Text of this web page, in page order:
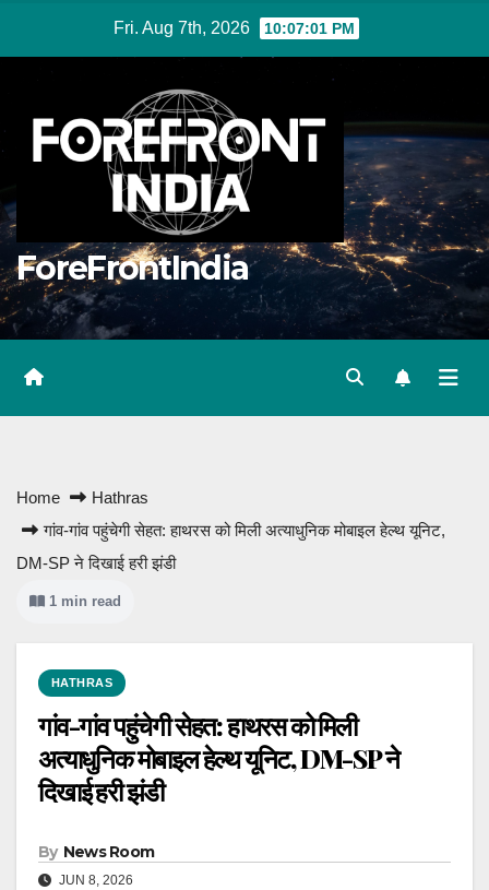
Fri. Aug 7th, 2026 10:07:01 PM
ForeFrontIndia
Home
Hathras
गांव-गांव पहुंचेगी सेहत: हाथरस को मिली अत्याधुनिक मोबाइल हेल्थ यूनिट,
DM-SP ने दिखाई हरी झंडी
1 min read
HATHRAS
गांव-गांव पहुंचेगी सेहत: हाथरस को मिली
अत्याधुनिक मोबाइल हेल्थ यूनिट, DM-SP ने
दिखाई हरी झंडी
By News Room
JUN 8, 2026